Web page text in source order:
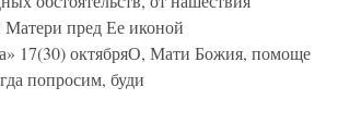
пред Ее иконой
17(30) октябряО, Мати Божия, помоще
попросим, буди